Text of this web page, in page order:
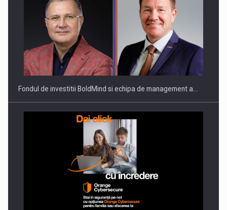
Producatorii si comerciantii care nu se supun noilor
reglementari…
Proteinmaxxing and the Future of Protein Demand
Fondul de investitii BoldMind si echipa de management a…